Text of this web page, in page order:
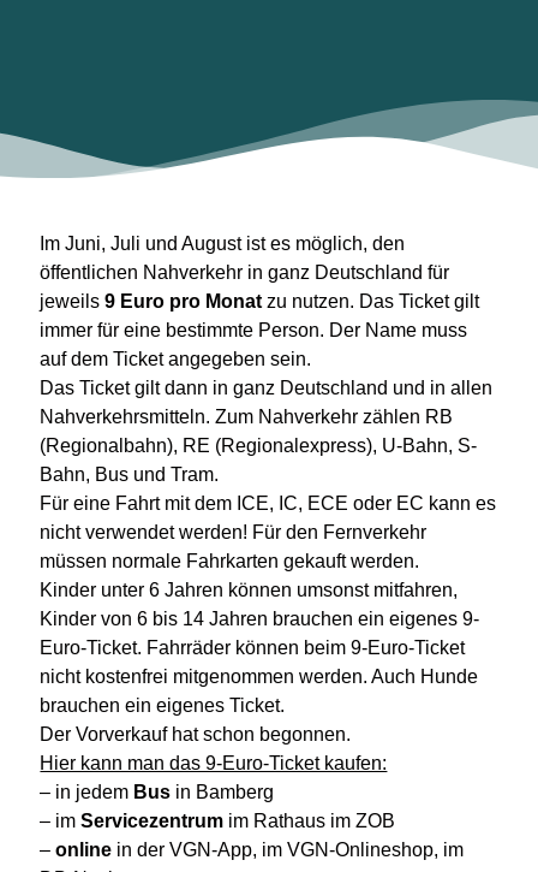
Im Juni, Juli und August ist es möglich, den
öffentlichen Nahverkehr in ganz Deutschland für
jeweils9 Euro pro Monatzu nutzen. Das Ticket gilt
immer für eine bestimmte Person. Der Name muss
auf dem Ticket angegeben sein.
Das Ticket gilt dann in ganz Deutschland und in allen
Nahverkehrsmitteln. Zum Nahverkehr zählen RB
(Regionalbahn), RE (Regionalexpress), U-Bahn, S-
Bahn, Bus und Tram.
Für eine Fahrt mit dem ICE, IC, ECE oder EC kann es
nicht verwendet werden! Für den Fernverkehr
müssen normale Fahrkarten gekauft werden.
Kinder unter 6 Jahren können umsonst mitfahren,
Kinder von 6 bis 14 Jahren brauchen ein eigenes 9-
Euro-Ticket. Fahrräder können beim 9-Euro-Ticket
nicht kostenfrei mitgenommen werden. Auch Hunde
brauchen ein eigenes Ticket.
Der Vorverkauf hat schon begonnen.
Hier kann man das 9-Euro-Ticket kaufen:
– in jedem Bus in Bamberg
– im Servicezentrum im Rathaus im ZOB
–online in der VGN-App, im VGN-Onlineshop, im